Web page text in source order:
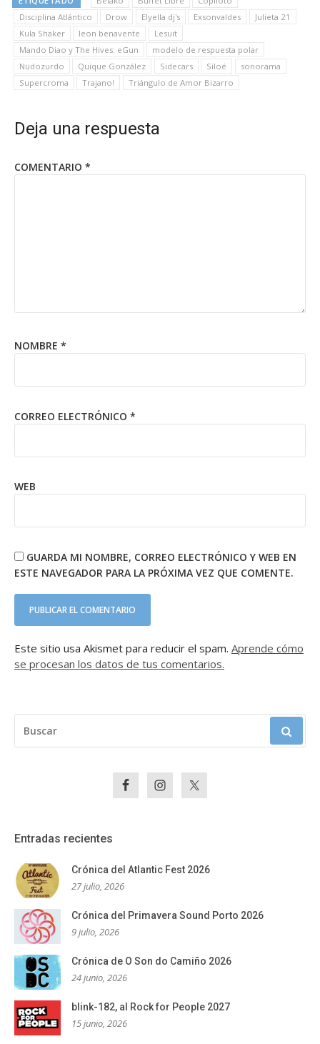
Disciplina Atlántico
Drow Elyella dj's Exsonvaldes
Julieta 21
Kula Shaker
leon benavente
Lesuit
Mando Diao y The Hives: eGun
modelo de respuesta polar
Nudozurdo
Quique González Sidecars Siloé
sonorama
Supercroma
Trajano! Triángulo de Amor Bizarro
Deja una respuesta
COMENTARIO *
NOMBRE *
CORREO ELECTRÓNICO *
WEB
GUARDA MI NOMBRE, CORREO ELECTRÓNICO Y WEB EN
ESTE NAVEGADOR PARA LA PRÓXIMA VEZ QUE COMENTE.
Este sitio usa Akismet para reducir el spam. Aprende cómo
se procesan los datos de tus comentarios.
Entradas recientes
Crónica del Atlantic Fest 2026
27 julio, 2026
Crónica del Primavera Sound Porto 2026
9 julio, 2026
Crónica de O Son do Camiño 2026
24 junio, 2026
blink-182, al Rock for People 2027
15 junio, 2026